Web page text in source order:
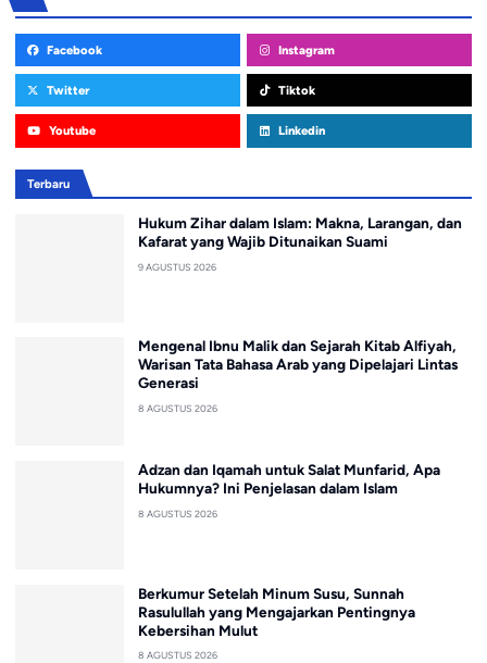
Facebook Instagram
Twitter Tiktok
Youtube Linkedin
Terbaru
Hukum Zihar dalam Islam: Makna, Larangan, dan
Kafarat yang Wajib Ditunaikan Suami
9 AGUSTUS 2026
Mengenal Ibnu Malik dan Sejarah Kitab Alfiyah,
Warisan Tata Bahasa Arab yang Dipelajari Lintas
Generasi
8 AGUSTUS 2026
Adzan dan Iqamah untuk Salat Munfarid, Apa
Hukumnya? Ini Penjelasan dalam Islam
8 AGUSTUS 2026
Berkumur Setelah Minum Susu, Sunnah
Rasulullah yang Mengajarkan Pentingnya
Kebersihan Mulut
8 AGUSTUS 2026